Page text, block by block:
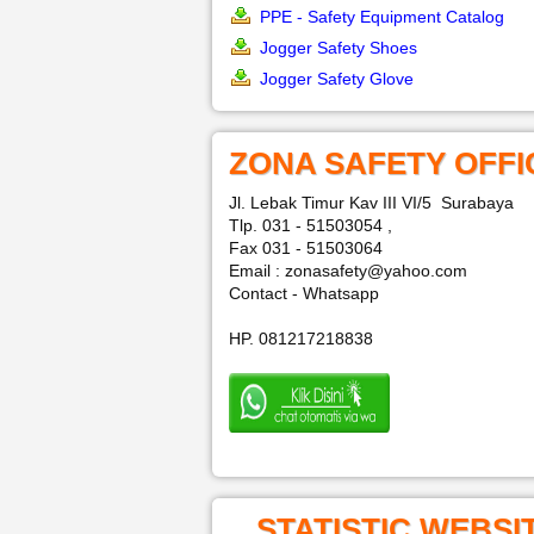
PPE - Safety Equipment Catalog
Jogger Safety Shoes
Jogger Safety Glove
ZONA SAFETY
Jl. Lebak Timur Kav III VI/5 Surabaya
Tlp. 031 - 51503054 ,
Fax 031 - 51503064
Email : zonasafety@yahoo.com
Contact - Whatsapp
HP. 081217218838